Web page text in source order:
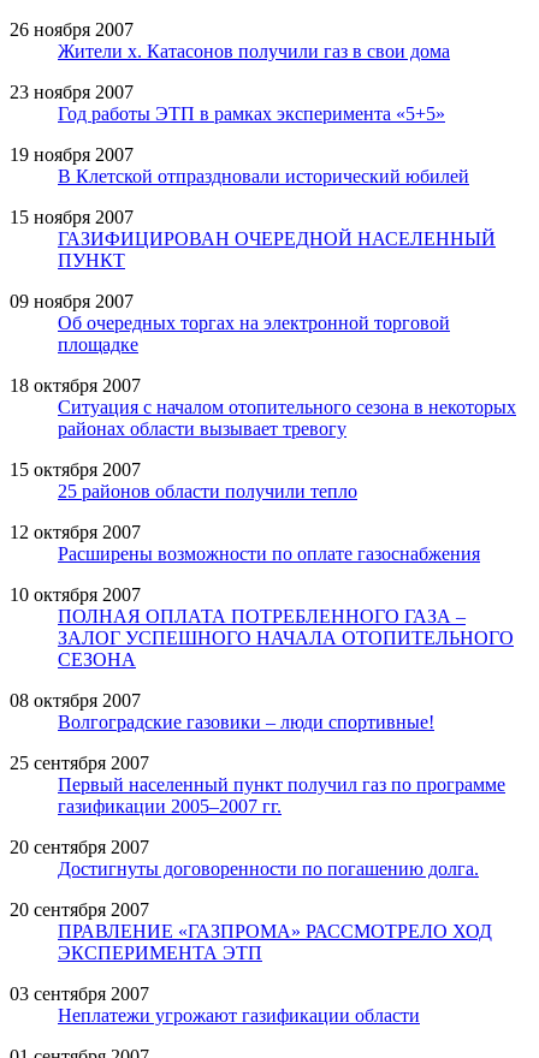
26 ноября 2007
Жители х. Катасонов получили газ в свои дома
23 ноября 2007
Год работы ЭТП в рамках эксперимента «5+5»
19 ноября 2007
В Клетской отпраздновали исторический юбилей
15 ноября 2007
ГАЗИФИЦИРОВАН ОЧЕРЕДНОЙ НАСЕЛЕННЫЙ
ПУНКТ
09 ноября 2007
Об очередных торгах на электронной торговой
площадке
18 октября 2007
Ситуация с началом отопительного сезона в некоторых
районах области вызывает тревогу
15 октября 2007
25 районов области получили тепло
12 октября 2007
Расширены возможности по оплате газоснабжения
10 октября 2007
ПОЛНАЯ ОПЛАТА ПОТРЕБЛЕННОГО ГАЗА –
ЗАЛОГ УСПЕШНОГО НАЧАЛА ОТОПИТЕЛЬНОГО
СЕЗОНА
08 октября 2007
Волгоградские газовики – люди спортивные!
25 сентября 2007
Первый населенный пункт получил газ по программе
газификации 2005–2007 гг.
20 сентября 2007
Достигнуты договоренности по погашению долга.
20 сентября 2007
ПРАВЛЕНИЕ «ГАЗПРОМА» РАССМОТРЕЛО ХОД
ЭКСПЕРИМЕНТА ЭТП
03 сентября 2007
Неплатежи угрожают газификации области